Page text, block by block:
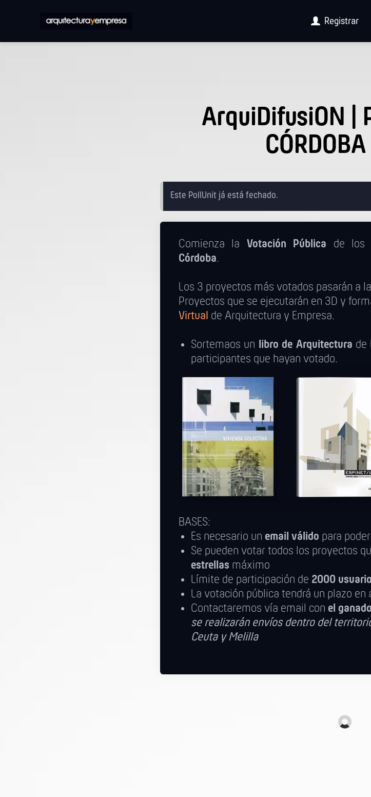
Registrar
ArquiDifusiON |
Este PollUnit já está fechado.
Comienza la Votación Pública de los
Córdoba.
Los 3 proyectos más votados pasarán a
Proyectos que se ejecutarán en 3D y
Virtual de Arquitectura y Empresa.
Sortemaos un libro de Arquitectura de
participantes que hayan votado.
BASES:
Es necesario un email válido para
Se pueden votar todos los proyectos
estrellas máximo
Límite de participación de 2000
La votación pública tendrá un plazo en
Contactaremos vía email con el
se realizarán envíos dentro del
Ceuta y Melilla